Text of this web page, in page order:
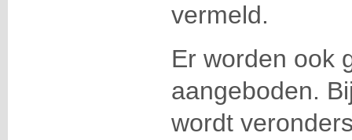
vermeld.
Er worden ook
aangeboden.
wordt